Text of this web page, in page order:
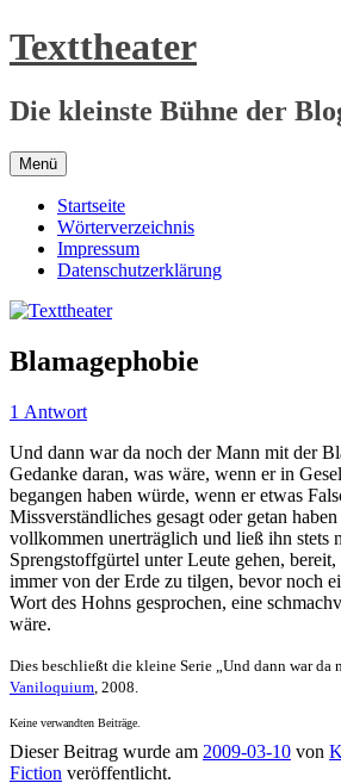
Zum
Inhalt
Texttheater
Die kleinste Bühne der
Menü
Startseite
Wörterverzeichnis
Impressum
Datenschutzerklärung
Blamagephobie
1 Antwort
Und dann war da noch der Mann mit der
Gedanke daran, was wäre, wenn er in
begangen haben würde, wenn er etwas
Missverständliches gesagt oder getan
vollkommen unerträglich und ließ ihn stets
Sprengstoffgürtel unter Leute gehen,
immer von der Erde zu tilgen, bevor noch
Wort des Hohns gesprochen, eine
wäre.
Dies beschließt die kleine Serie „Und dann war da
Vaniloquium , 2008.
Keine verwandten Beiträge.
Dieser Beitrag wurde am 2009-03-10 von
Fiction veröffentlicht.